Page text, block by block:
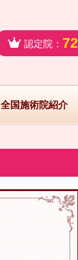
認定院： 72
全国施術院紹介